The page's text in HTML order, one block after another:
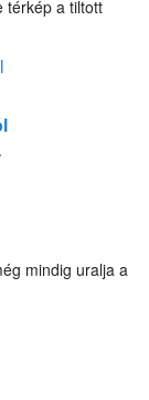
térkép a tiltott
mindig uralja a